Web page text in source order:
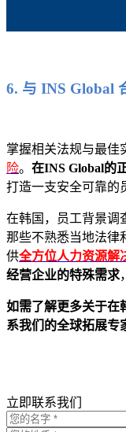
6. 与 INS Global
掌握相关法规与最佳
险。 在INS Global的
打造一支安全可靠的
在韩国，员工背景调
那些不熟悉当地法律
供全方位人力资源解
经营企业的特殊需求
如需了解更多关于在
系我们的全球拓展专
立即联系我们